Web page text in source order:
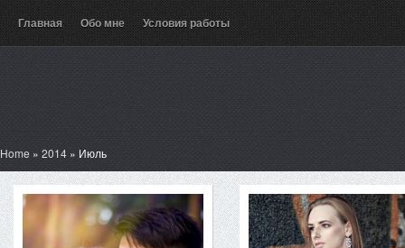
Главная Обо мне Условия работы
Home » 2014 » Июль